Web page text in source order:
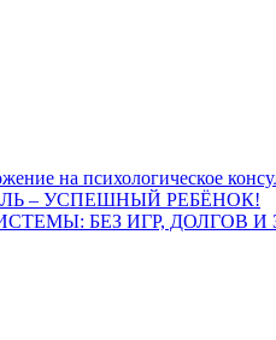
на психологическое
– УСПЕШНЫЙ РЕБЁНОК!
БЕЗ ИГР, ДОЛГОВ И